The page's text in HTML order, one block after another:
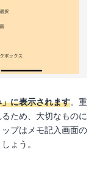
に表示されます。重
ため、大切なものに
プはメモ記入画面の
ょう。